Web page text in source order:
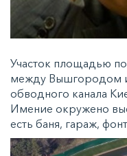
Участок площадью
между Вышгородом и
обводного канала
Имение окружено
есть баня, гараж,